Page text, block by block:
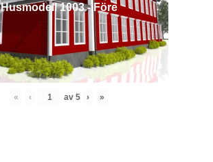
Husmodell 1003 - Före
« ‹ av 5 › »